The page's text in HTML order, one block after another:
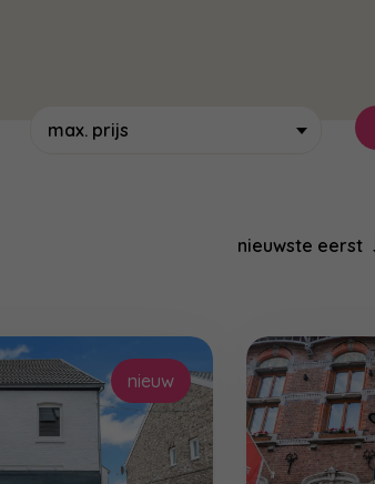
max. prijs
nieuwste eerst
nieuw